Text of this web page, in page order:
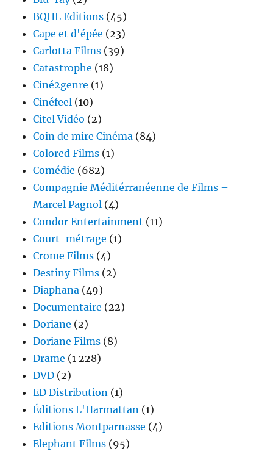
BQHL Editions (45)
Cape et d'épée (23)
Carlotta Films (39)
Catastrophe (18)
Ciné2genre (1)
Cinéfeel (10)
Citel Vidéo (2)
Coin de mire Cinéma (84)
Colored Films (1)
Comédie (682)
Compagnie Méditérranéenne de Films –
Marcel Pagnol (4)
Condor Entertainment (11)
Court-métrage (1)
Crome Films (4)
Destiny Films (2)
Diaphana (49)
Documentaire (22)
Doriane (2)
Doriane Films (8)
Drame (1 228)
DVD (2)
ED Distribution (1)
Éditions L'Harmattan (1)
Editions Montparnasse (4)
Elephant Films (95)